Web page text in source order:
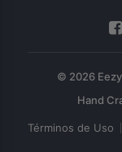
© 2026
Términos de Uso